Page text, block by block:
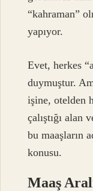
“kahraman”
yapıyor.
Evet, herkes
duymuştur.
işine, otelden
çalıştığı alan
bu maaşların
konusu.
Maaş